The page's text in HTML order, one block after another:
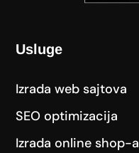
Usluge
Izrada web sajtova
SEO optimizacija
Izrada online shop-a